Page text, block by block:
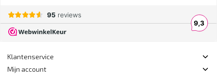
Klantenservice
Mijn account